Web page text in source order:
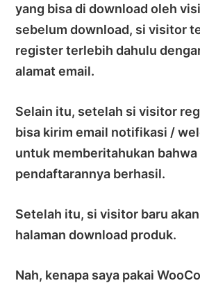
yang bisa di download oleh
sebelum download, si visitor
register terlebih dahulu
alamat email.
Selain itu, setelah si visitor
bisa kirim email notifikasi /
untuk memberitahukan
pendaftarannya berhasil.
Setelah itu, si visitor baru
halaman download produk.
Nah, kenapa saya pakai